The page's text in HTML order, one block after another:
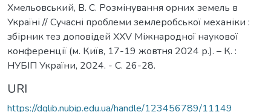
Хмельовський, В. С. Розмінування орних земель в
Україні // Сучасні проблеми землеробської механіки :
збірник тез доповідей XXV Міжнародної наукової
конференції (м. Київ, 17-19 жовтня 2024 р.). – К. :
НУБІП України, 2024. - С. 26-28.
URI
https://dglib.nubip.edu.ua/handle/123456789/11149